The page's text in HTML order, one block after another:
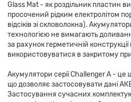
Glass Mat - як роздільник пластин
просочений рідким електролітом
відсіків зі скловолокна).
технологією не вимагають
за рахунок герметичній
використовуватися в закритому
Акумулятори серії Challenger А -
що дозволяє застосовувати дані
Застосування сучасних